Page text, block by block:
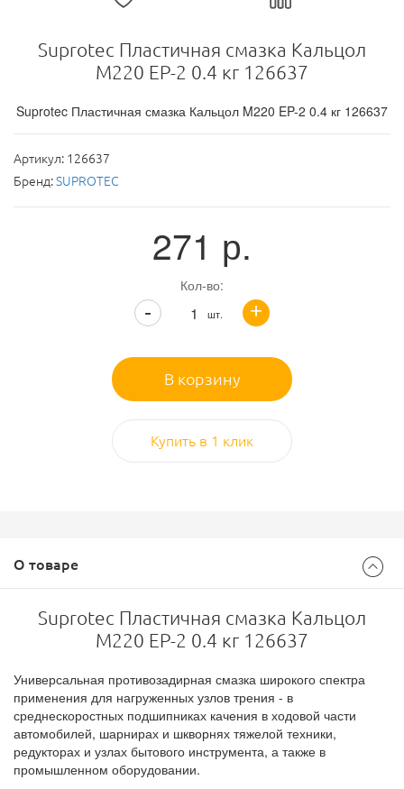
Suprotec Пластичная смазка Кальцол
M220 EP-2 0.4 кг 126637
Suprotec Пластичная смазка Кальцол M220 EP-2 0.4 кг 126637
Артикул: 126637
Бренд:SUPROTEC
271 р.
Кол-во:
шт. +
-
В корзину
Купить в 1 клик
О товаре
Suprotec Пластичная смазка Кальцол
M220 EP-2 0.4 кг 126637
Универсальная противозадирная смазка широкого спектра
применения для нагруженных узлов трения - в
среднескоростных подшипниках качения в ходовой части
автомобилей, шарнирах и шкворнях тяжелой техники,
редукторах и узлах бытового инструмента, а также в
промышленном оборудовании.